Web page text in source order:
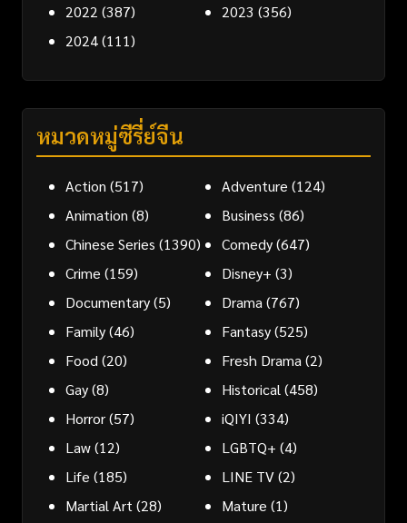
2022 (387) 2023 (356)
2024(111)
หมวดหมู่ซีรี่ย์จีน
Action (517) Adventure (124)
Animation (8) Business (86)
Chinese Series (1390) Comedy(647)
Crime (159) Disney+ (3)
Documentary(5) Drama (767)
Family(46) Fantasy(525)
Food (20) Fresh Drama (2)
Gay(8) Historical (458)
Horror(57) iQIYI (334)
Law(12) LGBTQ+ (4)
Life (185) LINE TV(2)
Martial Art (28) Mature (1)